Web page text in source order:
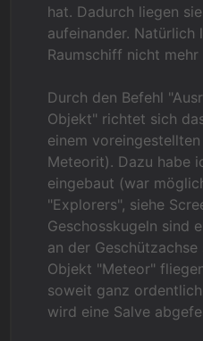
hat. Dadurch liegen
aufeinander. Natürlich
Raumschiff nicht mehr
Durch den Befehl
Objekt" richtet sich
einem
Meteorit). Dazu habe
eingebaut (war
"Explorers", siehe
Geschosskugeln sind
an der
Objekt "Meteor"
soweit ganz
wird eine Salve